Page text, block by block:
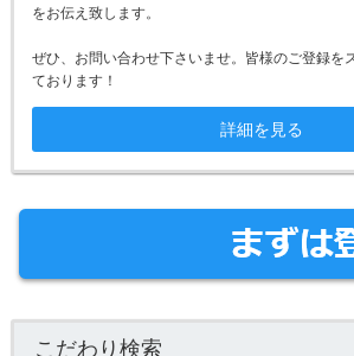
をお伝え致します。
ぜひ、お問い合わせ下さいませ。皆様のご登録を
ております！
詳細を見る
こだわり検索